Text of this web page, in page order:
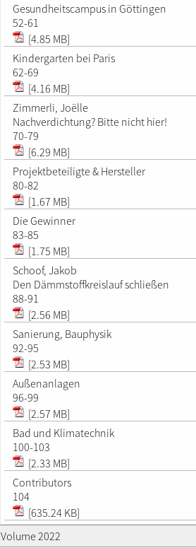
Gesundheitscampus in Göttingen
52-61
[4.85 MB]
Kindergarten bei Paris
62-69
[4.16 MB]
Zimmerli, Joëlle
Nachverdichtung? Bitte nicht hier!
70-79
[6.29 MB]
Projektbeteiligte & Hersteller
80-82
[1.67 MB]
Die Gewinner
83-85
[1.75 MB]
Schoof, Jakob
Den Dämmstoffkreislauf schließen
88-91
[2.56 MB]
Sanierung, Bauphysik
92-95
[2.53 MB]
Außenanlagen
96-99
[2.57 MB]
Bad und Klimatechnik
100-103
[2.33 MB]
Contributors
104
[635.24 KB]
Volume 2022